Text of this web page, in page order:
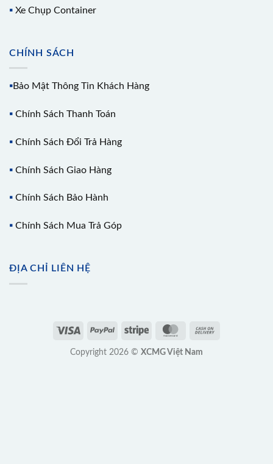
▪️ Xe Chụp Container
CHÍNH SÁCH
▪️Bảo Mật Thông Tin Khách Hàng
▪️ Chính Sách Thanh Toán
▪️ Chính Sách Đổi Trả Hàng
▪️ Chính Sách Giao Hàng
▪️ Chính Sách Bảo Hành
▪️ Chính Sách Mua Trả Góp
ĐỊA CHỈ LIÊN HỆ
Copyright 2026 © XCMG Việt Nam